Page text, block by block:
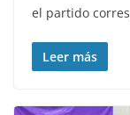
el partido
Leer más